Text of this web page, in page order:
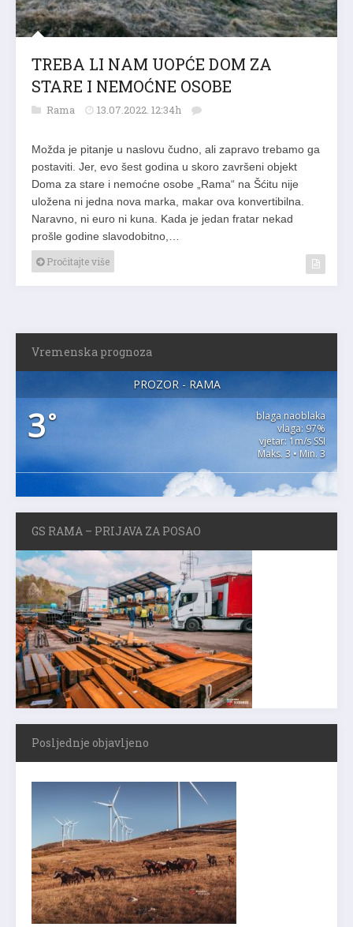
TREBA LI NAM UOPĆE DOM ZA
STARE I NEMOĆNE OSOBE
Rama 13.07.2022. 12:34h
Možda je pitanje u naslovu čudno, ali zapravo trebamo ga
postaviti. Jer, evo šest godina u skoro završeni objekt
Doma za stare i nemoćne osobe „Rama“ na Šćitu nije
uložena ni jedna nova marka, makar ova konvertibilna.
Naravno, ni euro ni kuna. Kada je jedan fratar nekad
prošle godine slavodobitno,…
Pročitajte više
Vremenska prognoza
PROZOR - RAMA
3°
blaga naoblaka
vlaga: 97%
vjetar: 1m/s SSI
Maks. 3 • Min. 3
GS RAMA – PRIJAVA ZA POSAO
Posljednje objavljeno